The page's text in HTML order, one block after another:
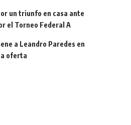
un triunfo en casa ante
el Torneo Federal A
a Leandro Paredes en
oferta